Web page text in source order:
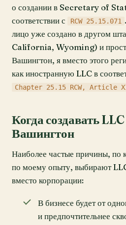
о создании в Secretary of
соответствии с
RCW 25.15.071
лицо уже создано в другом
California, Wyoming) и
Вашингтон, я вместо этого
как иностранную LLC в
Chapter 25.15 RCW, Article
Когда создавать
Вашингтон
Наиболее частые причины, по
по моему опыту, выбирают
вместо корпорации:
В бизнесе будет от
и предпочтительнее